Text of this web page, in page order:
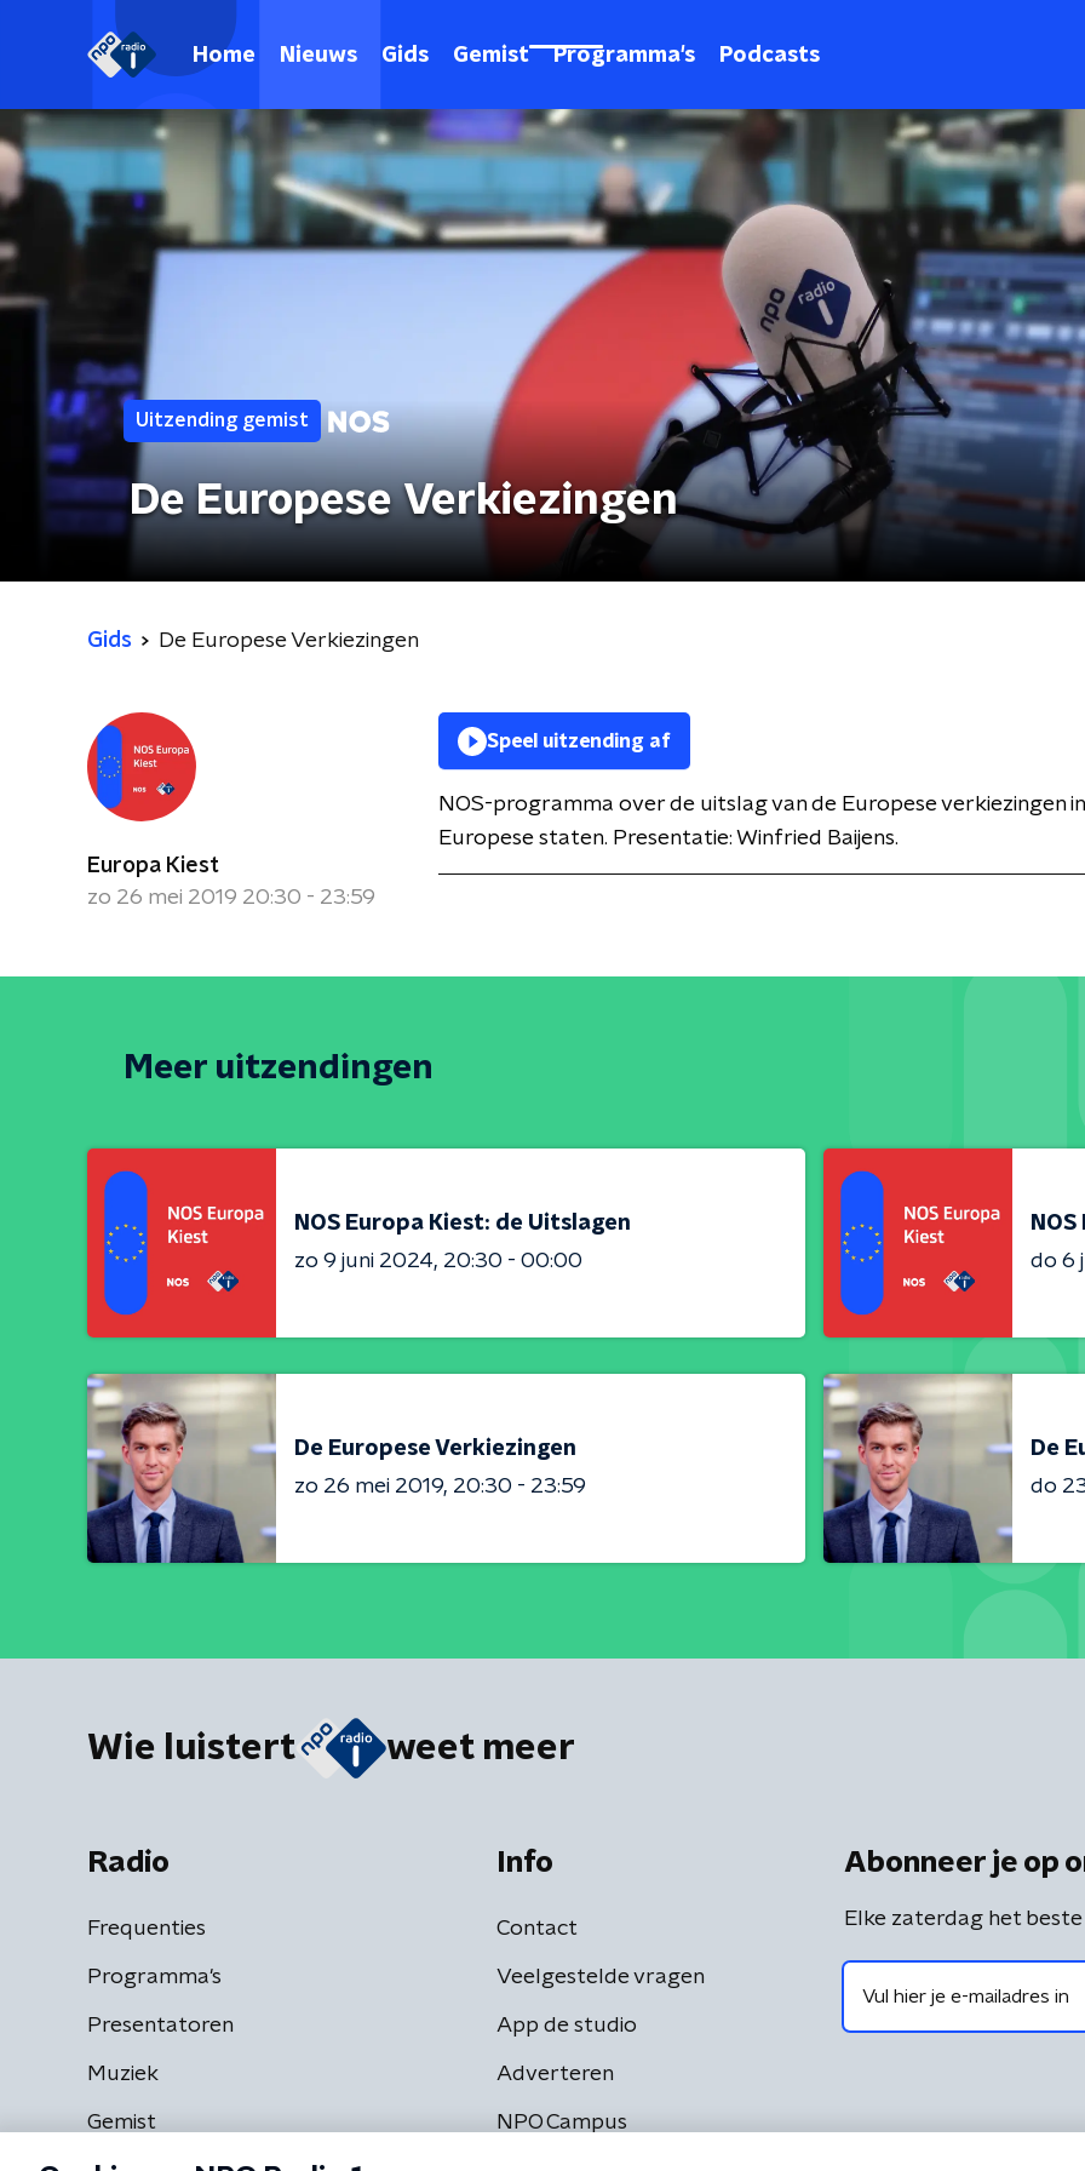
Home Nieuws Gids Gemist Programma's Podcasts
Uitzending gemist
De Europese Verkiezingen
Gids De Europese Verkiezingen
Europa Kiest
zo 26 mei 2019 20:30 - 23:59
Speel uitzending af
NOS-programma over de uitslag van de Europese verkiezingen
Europese staten. Presentatie: Winfried Baijens.
Meer uitzendingen
NOS Europa Kiest: de Uitslagen
zo 9 juni 2024 20:30 - 00:00
do 6
De Europese Verkiezingen
zo 26 mei 2019 20:30 - 23:59
De
do
Wie luistert weet meer
Radio
Frequenties
Programma's
Presentatoren
Muziek
Gemist
Info
Contact
Veelgestelde vragen
App de studio
Adverteren
NPO Campus
Abonneer je op
Elke zaterdag het beste